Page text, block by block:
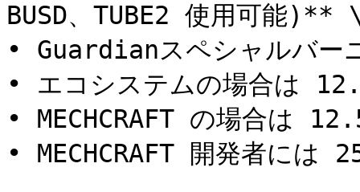
BUSD、TUBE2 使用可能)**
• Guardianスペシャルバー
• エコシステムの場合は
• MECHCRAFT の場合は
• MECHCRAFT 開発者には